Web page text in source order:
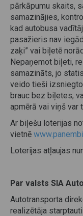
pārkāpumu skaits,
samazinājies,
kad autobusa
pasažieris nav
zaķi” vai biļetē
Nepaņemot biļeti,
samazināts, jo
veido tieši
brauc bez biļetes,
apmērā vai viņš var
Ar biļešu loterijas
vietnē
Loterijas atļaujas
Par valsts SIA
Autotransporta
realizētāja